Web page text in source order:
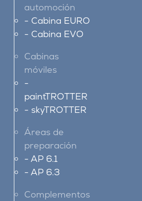
automoción
Cabina EURO
Cabina EVO
Cabinas
móviles
paintTROTTER
skyTROTTER
Áreas de
preparación
AP 6.1
AP 6.3
Complementos